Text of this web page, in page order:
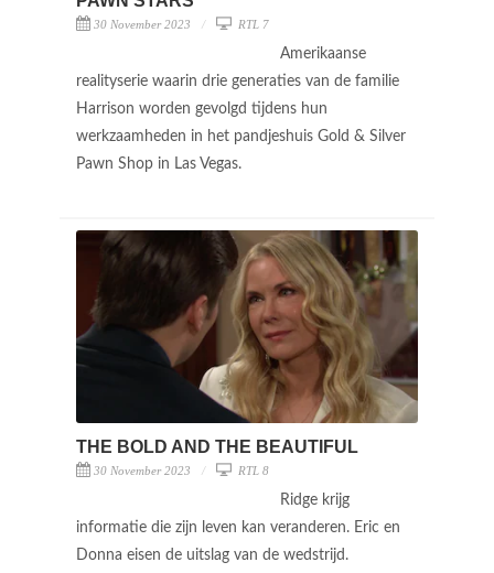
30 November 2023 RTL 7
Amerikaanse
realityserie waarin drie generaties van de familie
Harrison worden gevolgd tijdens hun
werkzaamheden in het pandjeshuis Gold & Silver
Pawn Shop in Las Vegas.
THE BOLD AND THE BEAUTIFUL
30 November 2023 RTL 8
Ridge krijg
informatie die zijn leven kan veranderen. Eric en
Donna eisen de uitslag van de wedstrijd.